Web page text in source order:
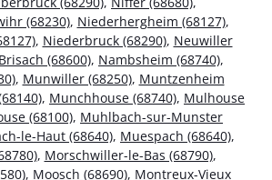
(68230), Niederhergheim (68127),
, Niederbruck (68290), Neuwiller
(68600), Nambsheim (68740),
, Munwiller (68250), Muntzenheim
, Munchhouse (68740), Mulhouse
(68100), Muhlbach-sur-Munster
le-Haut (68640), Muespach (68640),
, Morschwiller-le-Bas (68790),
, Moosch (68690), Montreux-Vieux